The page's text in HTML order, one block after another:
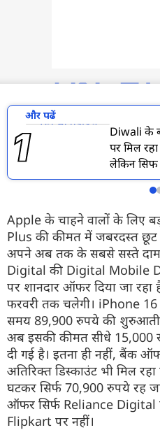
और पढें
Diwali के
पर मिल
लेकिन
Apple के चाहने वालों के लिए
Plus की कीमत में जबरदस्त
अपने अब तक के सबसे सस्ते दाम
Digital की Digital Mobile
पर शानदार ऑफर दिया जा
फरवरी तक चलेगी। iPhone
समय 89,900 रुपये की शुरुआती
अब इसकी कीमत सीधे 15,000
दी गई है। इतना ही नहीं, बैंक
अतिरिक्त डिस्काउंट भी मिल
घटकर सिर्फ 70,900 रुपये रह
ऑफर सिर्फ Reliance Digital
Flipkart पर नहीं।